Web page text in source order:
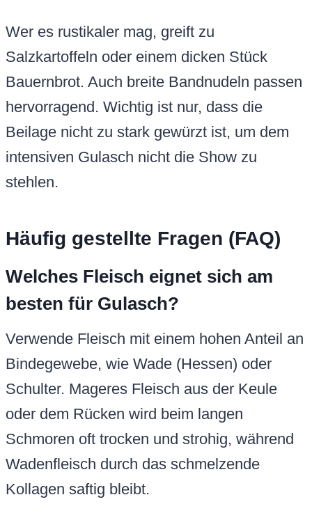
Wer es rustikaler mag, greift zu
Salzkartoffeln oder einem dicken Stück
Bauernbrot. Auch breite Bandnudeln passen
hervorragend. Wichtig ist nur, dass die
Beilage nicht zu stark gewürzt ist, um dem
intensiven Gulasch nicht die Show zu
stehlen.
Häufig gestellte Fragen (FAQ)
Welches Fleisch eignet sich am
besten für Gulasch?
Verwende Fleisch mit einem hohen Anteil an
Bindegewebe, wie Wade (Hessen) oder
Schulter. Mageres Fleisch aus der Keule
oder dem Rücken wird beim langen
Schmoren oft trocken und strohig, während
Wadenfleisch durch das schmelzende
Kollagen saftig bleibt.